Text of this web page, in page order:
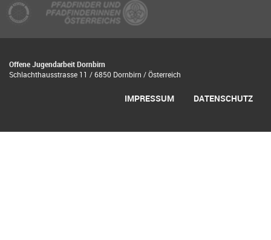
Offene Jugendarbeit Dornbirn
Schlachthausstrasse 11 / 6850 Dornbirn / Österreich
IMPRESSUM DATENSCHUTZ